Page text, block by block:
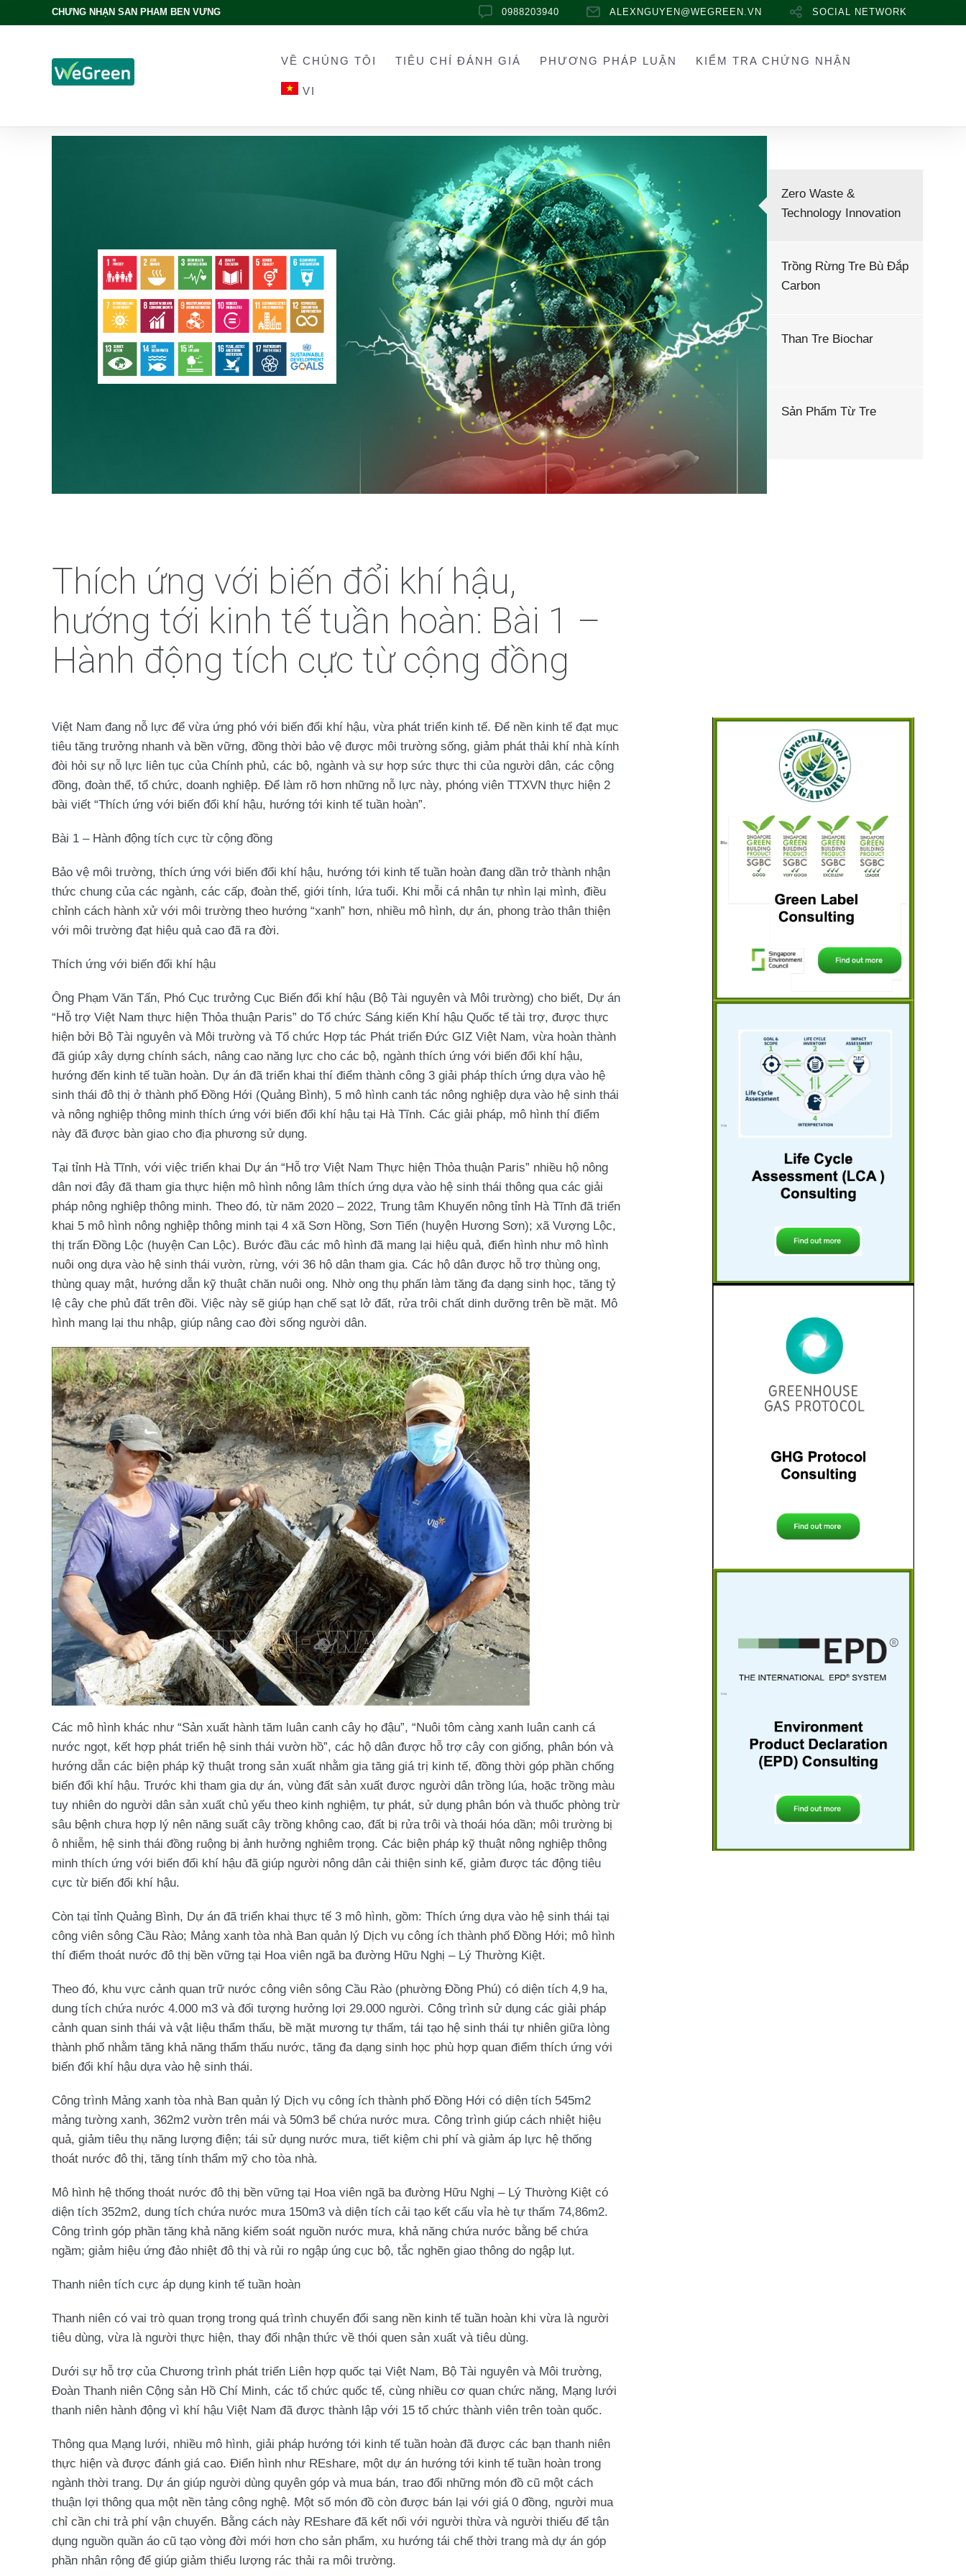
CHỨNG NHẬN SẢN PHẨM BỀN VỮNG 0988203940 ALEXNGUYEN@WEGREEN.VN SOCIAL NETWORK
VỀ CHÚNG TÔI TIÊU CHÍ ĐÁNH GIÁ PHƯƠNG PHÁP LUẬN KIỂM TRA CHỨNG NHẬN
VI
Zero Waste &
Technology Innovation
Trồng Rừng Tre Bù Đắp
Carbon
Than Tre Biochar
Sản Phẩm Từ Tre
Thích ứng với biến đổi khí hậu,
hướng tới kinh tế tuần hoàn: Bài 1 –
Hành động tích cực từ cộng đồng
Việt Nam đang nỗ lực để vừa ứng phó với biến đổi khí hậu, vừa phát triển kinh tế. Để nền kinh tế đạt mục
tiêu tăng trưởng nhanh và bền vững, đồng thời bảo vệ được môi trường sống, giảm phát thải khí nhà kính
đòi hỏi sự nỗ lực liên tục của Chính phủ, các bộ, ngành và sự hợp sức thực thi của người dân, các cộng
đồng, đoàn thể, tổ chức, doanh nghiệp. Để làm rõ hơn những nỗ lực này, phóng viên TTXVN thực hiện 2
bài viết “Thích ứng với biến đổi khí hậu, hướng tới kinh tế tuần hoàn”.
Bài 1 – Hành động tích cực từ cộng đồng
Bảo vệ môi trường, thích ứng với biến đổi khí hậu, hướng tới kinh tế tuần hoàn đang dần trở thành nhận
thức chung của các ngành, các cấp, đoàn thể, giới tính, lứa tuổi. Khi mỗi cá nhân tự nhìn lại mình, điều
chỉnh cách hành xử với môi trường theo hướng “xanh” hơn, nhiều mô hình, dự án, phong trào thân thiện
với môi trường đạt hiệu quả cao đã ra đời.
Thích ứng với biến đổi khí hậu
Ông Phạm Văn Tấn, Phó Cục trưởng Cục Biến đổi khí hậu (Bộ Tài nguyên và Môi trường) cho biết, Dự án
“Hỗ trợ Việt Nam thực hiện Thỏa thuận Paris” do Tổ chức Sáng kiến Khí hậu Quốc tế tài trợ, được thực
hiện bởi Bộ Tài nguyên và Môi trường và Tổ chức Hợp tác Phát triển Đức GIZ Việt Nam, vừa hoàn thành
đã giúp xây dựng chính sách, nâng cao năng lực cho các bộ, ngành thích ứng với biến đổi khí hậu,
hướng đến kinh tế tuần hoàn. Dự án đã triển khai thí điểm thành công 3 giải pháp thích ứng dựa vào hệ
sinh thái đô thị ở thành phố Đồng Hới (Quảng Bình), 5 mô hình canh tác nông nghiệp dựa vào hệ sinh thái
và nông nghiệp thông minh thích ứng với biến đổi khí hậu tại Hà Tĩnh. Các giải pháp, mô hình thí điểm
này đã được bàn giao cho địa phương sử dụng.
Tại tỉnh Hà Tĩnh, với việc triển khai Dự án “Hỗ trợ Việt Nam Thực hiện Thỏa thuận Paris” nhiều hộ nông
dân nơi đây đã tham gia thực hiện mô hình nông lâm thích ứng dựa vào hệ sinh thái thông qua các giải
pháp nông nghiệp thông minh. Theo đó, từ năm 2020 – 2022, Trung tâm Khuyến nông tỉnh Hà Tĩnh đã triển
khai 5 mô hình nông nghiệp thông minh tại 4 xã Sơn Hồng, Sơn Tiến (huyện Hương Sơn); xã Vượng Lộc,
thị trấn Đồng Lộc (huyện Can Lộc). Bước đầu các mô hình đã mang lại hiệu quả, điển hình như mô hình
nuôi ong dựa vào hệ sinh thái vườn, rừng, với 36 hộ dân tham gia. Các hộ dân được hỗ trợ thùng ong,
thùng quay mật, hướng dẫn kỹ thuật chăn nuôi ong. Nhờ ong thụ phấn làm tăng đa dạng sinh học, tăng tỷ
lệ cây che phủ đất trên đồi. Việc này sẽ giúp hạn chế sạt lở đất, rửa trôi chất dinh dưỡng trên bề mặt. Mô
hình mang lại thu nhập, giúp nâng cao đời sống người dân.
Các mô hình khác như “Sản xuất hành tăm luân canh cây họ đậu”, “Nuôi tôm càng xanh luân canh cá
nước ngọt, kết hợp phát triển hệ sinh thái vườn hồ”, các hộ dân được hỗ trợ cây con giống, phân bón và
hướng dẫn các biện pháp kỹ thuật trong sản xuất nhằm gia tăng giá trị kinh tế, đồng thời góp phần chống
biến đổi khí hậu. Trước khi tham gia dự án, vùng đất sản xuất được người dân trồng lúa, hoặc trồng màu
tuy nhiên do người dân sản xuất chủ yếu theo kinh nghiệm, tự phát, sử dụng phân bón và thuốc phòng trừ
sâu bệnh chưa hợp lý nên năng suất cây trồng không cao, đất bị rửa trôi và thoái hóa dần; môi trường bị
ô nhiễm, hệ sinh thái đồng ruộng bị ảnh hưởng nghiêm trọng. Các biện pháp kỹ thuật nông nghiệp thông
minh thích ứng với biến đổi khí hậu đã giúp người nông dân cải thiện sinh kế, giảm được tác động tiêu
cực từ biến đổi khí hậu.
Còn tại tỉnh Quảng Bình, Dự án đã triển khai thực tế 3 mô hình, gồm: Thích ứng dựa vào hệ sinh thái tại
công viên sông Cầu Rào; Mảng xanh tòa nhà Ban quản lý Dịch vụ công ích thành phố Đồng Hới; mô hình
thí điểm thoát nước đô thị bền vững tại Hoa viên ngã ba đường Hữu Nghị – Lý Thường Kiệt.
Theo đó, khu vực cảnh quan trữ nước công viên sông Cầu Rào (phường Đồng Phú) có diện tích 4,9 ha,
dung tích chứa nước 4.000 m3 và đối tượng hưởng lợi 29.000 người. Công trình sử dụng các giải pháp
cảnh quan sinh thái và vật liệu thẩm thấu, bề mặt mương tự thấm, tái tạo hệ sinh thái tự nhiên giữa lòng
thành phố nhằm tăng khả năng thẩm thấu nước, tăng đa dạng sinh học phù hợp quan điểm thích ứng với
biến đổi khí hậu dựa vào hệ sinh thái.
Công trình Mảng xanh tòa nhà Ban quản lý Dịch vụ công ích thành phố Đồng Hới có diện tích 545m2
mảng tường xanh, 362m2 vườn trên mái và 50m3 bể chứa nước mưa. Công trình giúp cách nhiệt hiệu
quả, giảm tiêu thụ năng lượng điện; tái sử dụng nước mưa, tiết kiệm chi phí và giảm áp lực hệ thống
thoát nước đô thị, tăng tính thẩm mỹ cho tòa nhà.
Mô hình hệ thống thoát nước đô thị bền vững tại Hoa viên ngã ba đường Hữu Nghị – Lý Thường Kiệt có
diện tích 352m2, dung tích chứa nước mưa 150m3 và diện tích cải tạo kết cấu vỉa hè tự thấm 74,86m2.
Công trình góp phần tăng khả năng kiểm soát nguồn nước mưa, khả năng chứa nước bằng bể chứa
ngầm; giảm hiệu ứng đảo nhiệt đô thị và rủi ro ngập úng cục bộ, tắc nghẽn giao thông do ngập lụt.
Thanh niên tích cực áp dụng kinh tế tuần hoàn
Thanh niên có vai trò quan trọng trong quá trình chuyển đổi sang nền kinh tế tuần hoàn khi vừa là người
tiêu dùng, vừa là người thực hiện, thay đổi nhận thức về thói quen sản xuất và tiêu dùng.
Dưới sự hỗ trợ của Chương trình phát triển Liên hợp quốc tại Việt Nam, Bộ Tài nguyên và Môi trường,
Đoàn Thanh niên Cộng sản Hồ Chí Minh, các tổ chức quốc tế, cùng nhiều cơ quan chức năng, Mạng lưới
thanh niên hành động vì khí hậu Việt Nam đã được thành lập với 15 tổ chức thành viên trên toàn quốc.
Thông qua Mạng lưới, nhiều mô hình, giải pháp hướng tới kinh tế tuần hoàn đã được các bạn thanh niên
thực hiện và được đánh giá cao. Điển hình như REshare, một dự án hướng tới kinh tế tuần hoàn trong
ngành thời trang. Dự án giúp người dùng quyên góp và mua bán, trao đổi những món đồ cũ một cách
thuận lợi thông qua một nền tảng công nghệ. Một số món đồ còn được bán lại với giá 0 đồng, người mua
chỉ cần chi trả phí vận chuyển. Bằng cách này REshare đã kết nối với người thừa và người thiếu để tận
dụng nguồn quần áo cũ tạo vòng đời mới hơn cho sản phẩm, xu hướng tái chế thời trang mà dự án góp
phần nhân rộng để giúp giảm thiểu lượng rác thải ra môi trường.